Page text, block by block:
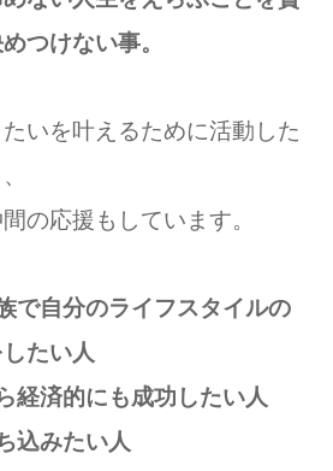
つけない事。
いを叶えるために活動した
の応援もしています。
で自分のライフスタイルの
たい人
経済的にも成功したい人
込みたい人